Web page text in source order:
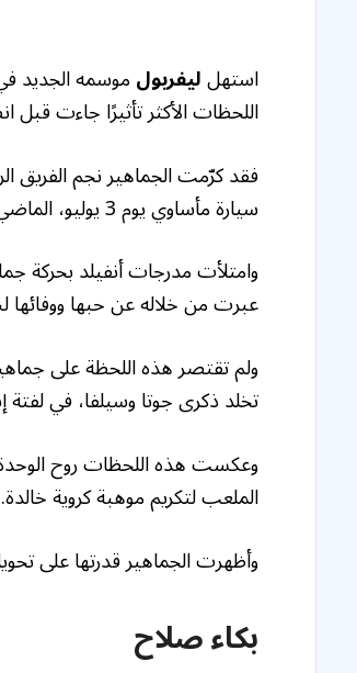
‏استهلليفربولموسمه الجديد
اللحظات الأكثر تأثيرًا جاءت قبل
فقد كرّمت الجماهير نجم الفريق
سيارة مأساوي يوم 3 يوليو، الماضي.
وامتلأت مدرجات أنفيلد
عبرت من خلاله عن حبها ووفائها
ولم تقتصر هذه اللحظة على
تخلد ذكرى جوتا وسيلفا، في لفتة
وعكست هذه اللحظات روح
الملعب لتكريم موهبة كروية خالدة.
وأظهرت الجماهير قدرتها على
بكاء صلاح